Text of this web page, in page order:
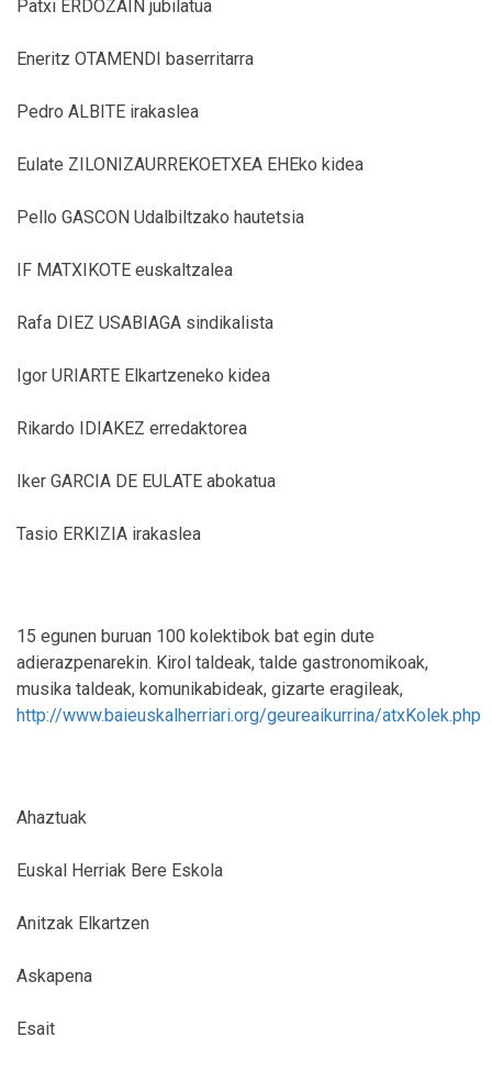
Patxi ERDOZAIN jubilatua
Eneritz OTAMENDI baserritarra
Pedro ALBITE irakaslea
Eulate ZILONIZAURREKOETXEA EHEko kidea
Pello GASCON Udalbiltzako hautetsia
IF MATXIKOTE euskaltzalea
Rafa DIEZ USABIAGA sindikalista
Igor URIARTE Elkartzeneko kidea
Rikardo IDIAKEZ erredaktorea
Iker GARCIA DE EULATE abokatua
Tasio ERKIZIA irakaslea
15 egunen buruan 100 kolektibok bat egin dute
adierazpenarekin. Kirol taldeak, talde gastronomikoak,
musika taldeak, komunikabideak, gizarte eragileak,
http://www.baieuskalherriari.org/geureaikurrina/atxKolek.php
Ahaztuak
Euskal Herriak Bere Eskola
Anitzak Elkartzen
Askapena
Esait